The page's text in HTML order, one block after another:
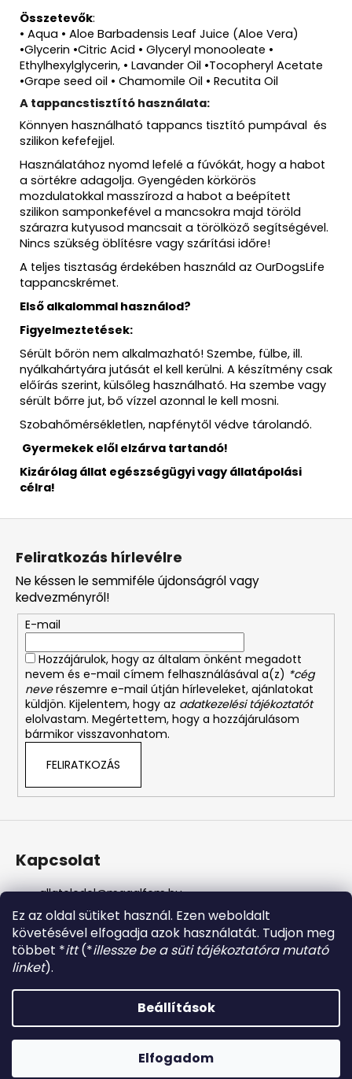
Ez az oldal sütiket használ. Ezen weboldalt
követésével elfogadja azok használatát. Tudjon meg
többet *itt(*illessze be a süti tájékoztatóra mutató
linket).
Beállítások
Elfogadom
Összetevők:
• Aqua • Aloe Barbadensis Leaf Juice (Aloe Vera)
•Glycerin •Citric Acid • Glyceryl monooleate •
Ethylhexylglycerin, • Lavander Oil •Tocopheryl Acetate
•Grape seed oil • Chamomile Oil • Recutita Oil
A tappancstisztító használata:
Könnyen használható tappancs tisztító pumpával és
szilikon kefefejjel.
Használatához nyomd lefelé a fúvókát, hogy a habot
a sörtékre adagolja. Gyengéden körkörös
mozdulatokkal masszírozd a habot a beépített
szilikon samponkefével a mancsokra majd töröld
szárazra kutyusod mancsait a törölköző segítségével.
Nincs szükség öblítésre vagy szárítási időre!
A teljes tisztaság érdekében használd az OurDogsLife
tappancskrémet.
Első alkalommal használod?
Figyelmeztetések:
Sérült bőrön nem alkalmazható! Szembe, fülbe, ill.
nyálkahártyára jutását el kell kerülni. A készítmény csak
előírás szerint, külsőleg használható. Ha szembe vagy
sérült bőrre jut, bő vízzel azonnal le kell mosni.
Szobahőmérsékletlen, napfénytől védve tárolandó.
Gyermekek elől elzárva tartandó!
Kizárólag állat egészségügyi vagy állatápolási
célra!
L
Feliratkozás hírlevélre
Ne késsen le semmiféle újdonságról vagy
kedvezményről!
E-mail
Hozzájárulok, hogy az általam önként megadott
nevem és e-mail címem felhasználásával a(z) *cég
neverészemre e-mail útján hírleveleket, ajánlatokat
küldjön. Kijelentem, hogy az adatkezelési tájékoztatót
elolvastam. Megértettem, hogy a hozzájárulásom
bármikor visszavonhatom.
FELIRATKOZÁS
Kapcsolat
allateledel@magalfem.hu
+36 70 401 5088
https://www.facebook.com/profile.php?id=61574807
956737
magalfem_2013
Copyright 2026Magaldog állateledel. Minden jog
fenntartva.